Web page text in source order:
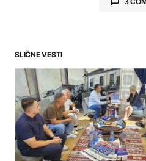
3
uopste
stanara
je
SLIČNE VESTI